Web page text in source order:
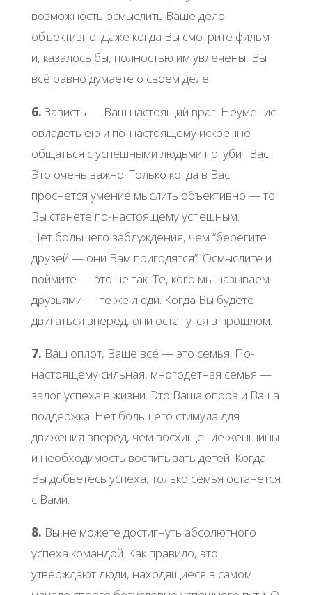
возможность осмыслить Ваше дело
объективно. Даже когда Вы смотрите фильм
и, казалось бы, полностью им увлечены, Вы
всё равно думаете о своем деле.
6. Зависть — Ваш настоящий враг. Неумение
овладеть ею и по-настоящему искренне
общаться с успешными людьми погубит Вас.
Это очень важно. Только когда в Вас
проснется умение мыслить объективно — то
Вы станете по-настоящему успешным.
Нет большего заблуждения, чем “берегите
друзей — они Вам пригодятся”. Осмыслите и
поймите — это не так. Те, кого мы называем
друзьями — те же люди. Когда Вы будете
двигаться вперед, они останутся в прошлом.
7. Ваш оплот, Ваше всё — это семья. По-
настоящему сильная, многодетная семья —
залог успеха в жизни. Это Ваша опора и Ваша
поддержка. Нет большего стимула для
движения вперед, чем восхищение женщины
и необходимость воспитывать детей. Когда
Вы добьетесь успеха, только семья останется
с Вами.
8. Вы не можете достигнуть абсолютного
успеха командой. Как правило, это
утверждают люди, находящиеся в самом